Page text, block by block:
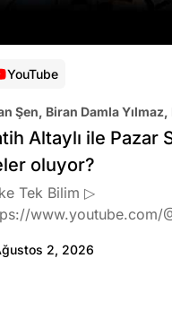
YouTube
Şen, Biran Damla
Altaylı ile Pazar
oluyor?
Tek Bilim ▷
www.youtube.com/
02:46 Biran Damla
neler hissetti?
2, 2026